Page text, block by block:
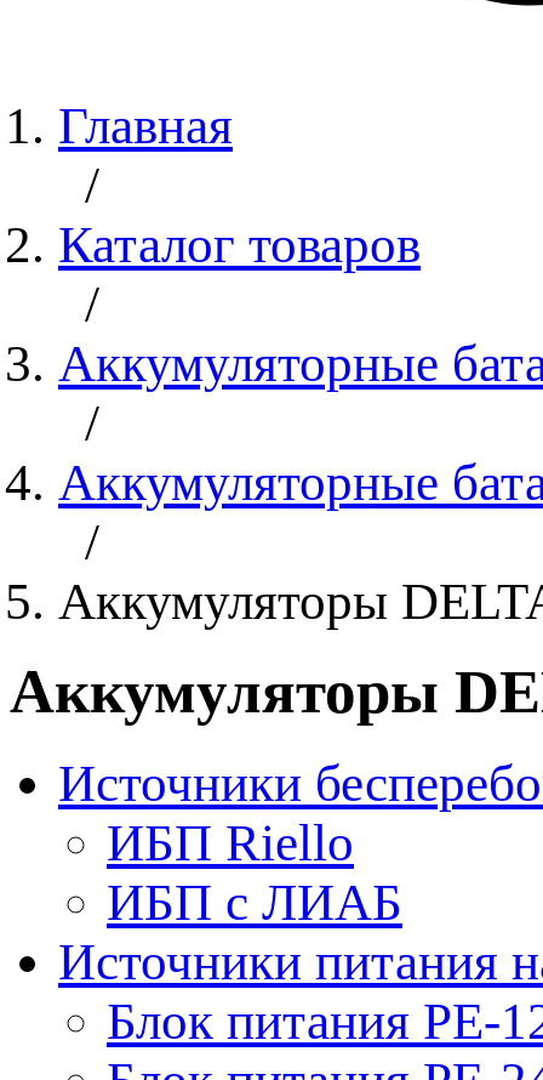
Главная
/
Каталог товаров
/
Аккумуляторные
/
Аккумуляторные
/
Аккумуляторы
Аккумуляторы
Источники
ИБП Riello
ИБП с ЛИАБ
Источники питания
Блок питания PE-